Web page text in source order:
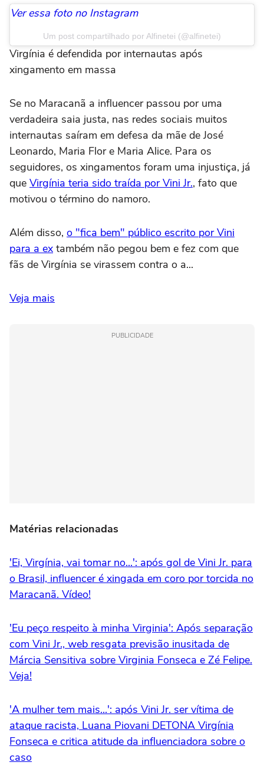
Ver essa foto no Instagram
Um post compartilhado por Alfinetei (@alfinetei)
Virgínia é defendida por internautas após
xingamento em massa
Se no Maracanã a influencer passou por uma
verdadeira saia justa, nas redes sociais muitos
internautas saíram em defesa da mãe de José
Leonardo, Maria Flor e Maria Alice. Para os
seguidores, os xingamentos foram uma injustiça, já
que Virgínia teria sido traída por Vini Jr., fato que
motivou o término do namoro.
Além disso, o "fica bem" público escrito por Vini
para a ex também não pegou bem e fez com que
fãs de Virgínia se virassem contra o a...
Veja mais
PUBLICIDADE
Matérias relacionadas
'Ei, Virgínia, vai tomar no...': após gol de Vini Jr. para
o Brasil, influencer é xingada em coro por torcida no
Maracanã. Vídeo!
'Eu peço respeito à minha Virginia': Após separação
com Vini Jr., web resgata previsão inusitada de
Márcia Sensitiva sobre Virginia Fonseca e Zé Felipe.
Veja!
'A mulher tem mais...': após Vini Jr. ser vítima de
ataque racista, Luana Piovani DETONA Virgínia
Fonseca e critica atitude da influenciadora sobre o
caso